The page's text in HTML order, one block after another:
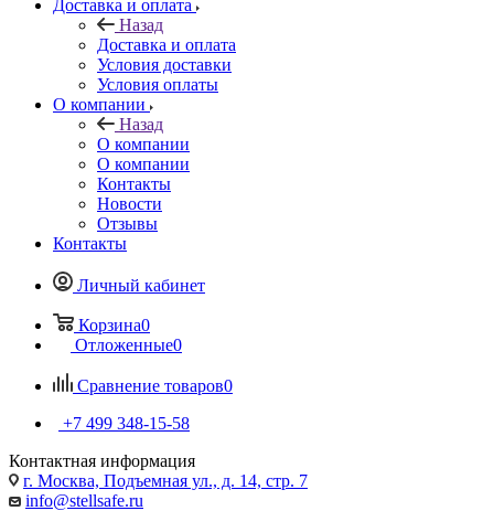
Доставка и оплата
Назад
Доставка и оплата
Условия доставки
Условия оплаты
О компании
Назад
О компании
О компании
Контакты
Новости
Отзывы
Контакты
Личный кабинет
Корзина0
Отложенные0
Сравнение товаров0
+7 499 348-15-58
Контактная информация
г. Москва, Подъемная ул., д. 14, стр. 7
info@stellsafe.ru